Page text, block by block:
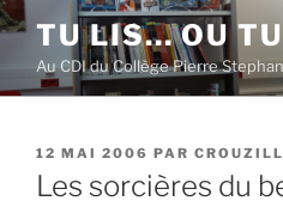
Aller
contenu
principal
TU LIS… OU
Au CDI du Collège Pierre Stephan
PUBLIÉ
LE
12 MAI 2006 PAR
Les sorcières du